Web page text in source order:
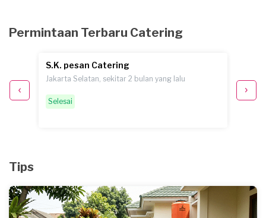
Permintaan Terbaru Catering
S.K. pesan Catering
Jakarta Selatan, sekitar 2 bulan yang lalu
Selesai
Tips